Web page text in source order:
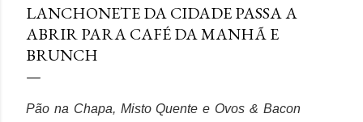
LANCHONETE DA CIDADE PASSA A
ABRIR PARA CAFÉ DA MANHÃ E
BRUNCH
Pão na Chapa, Misto Quente e Ovos & Bacon